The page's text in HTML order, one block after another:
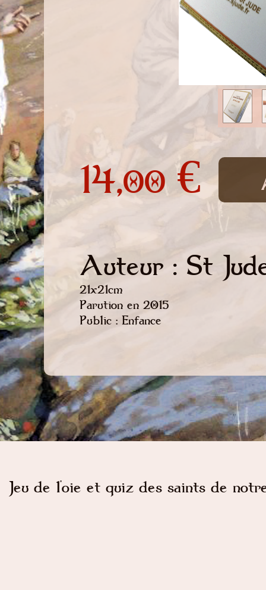
14,00€
Auteur : St
21x21cm
Parution en 2015
Public : Enfance
Jeu de l'oie et quiz des saints de